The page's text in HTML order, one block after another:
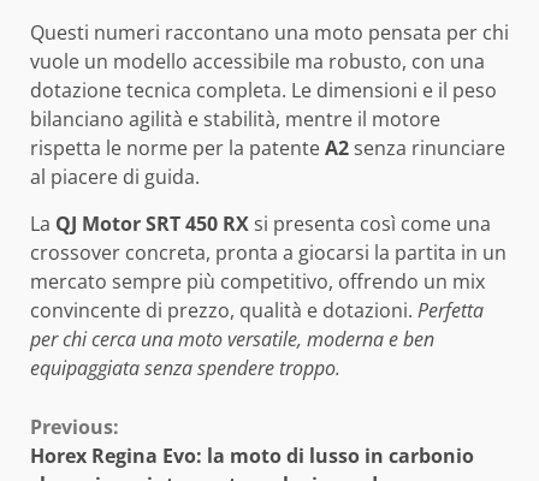
Questi numeri raccontano una moto pensata per chi
vuole un modello accessibile ma robusto, con una
dotazione tecnica completa. Le dimensioni e il peso
bilanciano agilità e stabilità, mentre il motore
rispetta le norme per la patenteA2senza rinunciare
al piacere di guida.
La QJ Motor SRT 450 RXsi presenta così come una
crossover concreta, pronta a giocarsi la partita in un
mercato sempre più competitivo, offrendo un mix
convincente di prezzo, qualità e dotazioni. Perfetta
per chi cerca una moto versatile, moderna e ben
equipaggiata senza spendere troppo.
Continue
Previous:
Horex Regina Evo: la moto di lusso in carbonio